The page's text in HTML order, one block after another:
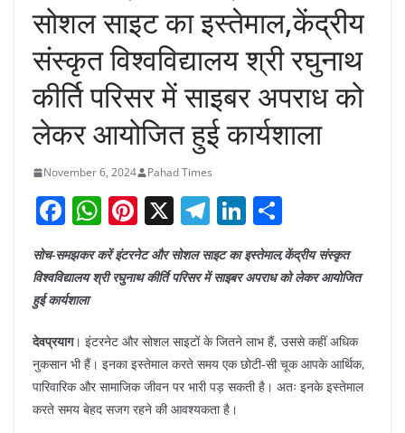
सोशल साइट का इस्तेमाल,केंद्रीय
संस्कृत विश्वविद्यालय श्री रघुनाथ
कीर्ति परिसर में साइबर अपराध को
लेकर आयोजित हुई कार्यशाला
November 6, 2024 Pahad Times
F
c
e
o
o
k
W
h
at
A
p
p
Pi
nt
er
st
X T
e
gr
a
m
Li
n
k
dI
n
h
ar
सोच-समझकर करें इंटरनेट और सोशल साइट का इस्तेमाल,केंद्रीय संस्कृत
विश्वविद्यालय श्री रघुनाथ कीर्ति परिसर में साइबर अपराध को लेकर आयोजित
हुई कार्यशाला
देवप्रयाग। इंटरनेट और सोशल साइटों के जितने लाभ हैं, उससे कहीं अधिक
नुकसान भी हैं। इनका इस्तेमाल करते समय एक छोटी-सी चूक आपके आर्थिक,
पारिवारिक और सामाजिक जीवन पर भारी पड़ सकती है। अतः इनके इस्तेमाल
करते समय बेहद सजग रहने की आवश्यकता है।